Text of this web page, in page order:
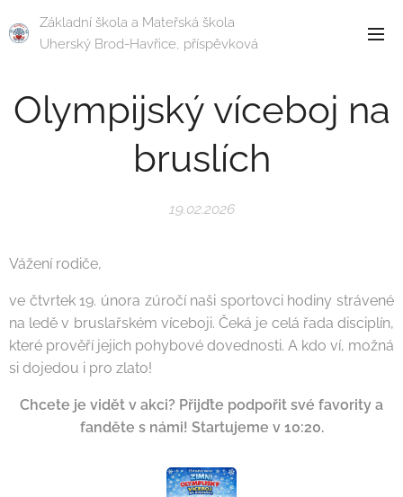
Základní škola a Mateřská škola
Uherský Brod-Havřice, příspěvková
Olympijský víceboj na
bruslích
19.02.2026
Vážení rodiče,
ve čtvrtek 19. února zúročí naši sportovci hodiny strávené
na ledě v bruslařském víceboji. Čeká je celá řada disciplín,
které prověří jejich pohybové dovednosti. A kdo ví, možná
si dojedou i pro zlato!
Chcete je vidět v akci? Přijďte podpořit své favority a
fanděte s námi! Startujeme v 10:20.